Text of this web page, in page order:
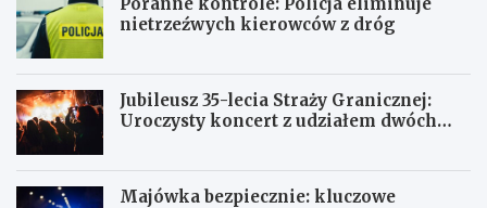
nietrzeźwych kierowców z dróg
Jubileusz 35-lecia Straży Granicznej:
Uroczysty koncert z udziałem dwóch
Majówka bezpiecznie: kluczowe